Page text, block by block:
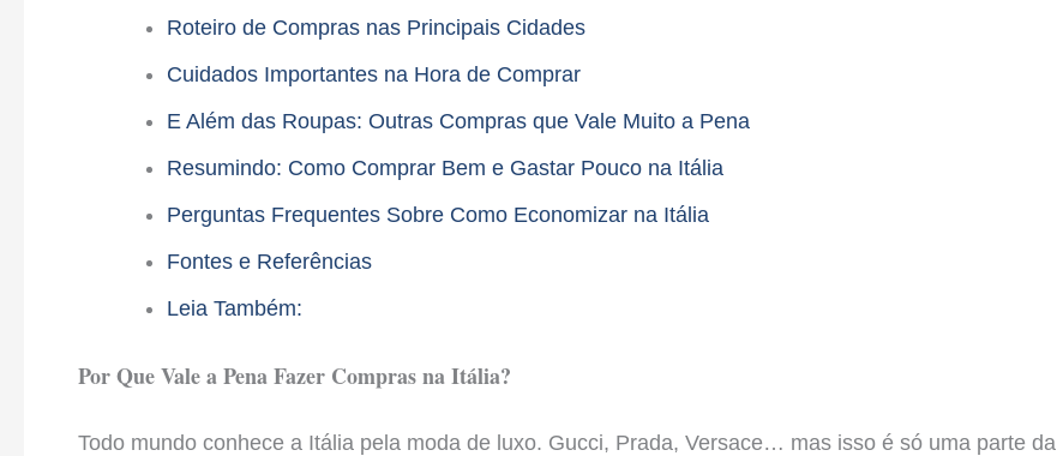
Roteiro de Compras nas Principais Cidades
Cuidados Importantes na Hora de Comprar
E Além das Roupas: Outras Compras que Vale Muito a Pena
Resumindo: Como Comprar Bem e Gastar Pouco na Itália
Perguntas Frequentes Sobre Como Economizar na Itália
Fontes e Referências
Leia Também:
Por Que Vale a Pena Fazer Compras na Itália?
Todo mundo conhece a Itália pela moda de luxo. Gucci, Prada, Versace… mas isso é só uma parte da